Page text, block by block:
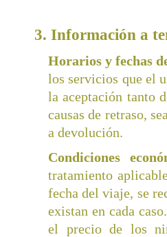
3. Información a
Horarios y fechas
los servicios que el
la aceptación tanto
causas de retraso,
a devolución.
Condiciones
tratamiento
fecha del viaje, se
existan en cada
el precio de los